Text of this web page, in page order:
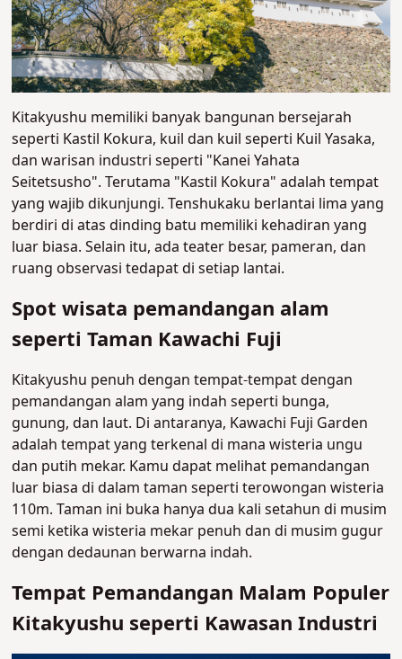
Kitakyushu memiliki banyak bangunan bersejarah
seperti Kastil Kokura, kuil dan kuil seperti Kuil Yasaka,
dan warisan industri seperti "Kanei Yahata
Seitetsusho". Terutama "Kastil Kokura" adalah tempat
yang wajib dikunjungi. Tenshukaku berlantai lima yang
berdiri di atas dinding batu memiliki kehadiran yang
luar biasa. Selain itu, ada teater besar, pameran, dan
ruang observasi tedapat di setiap lantai.
Spot wisata pemandangan alam
seperti Taman Kawachi Fuji
Kitakyushu penuh dengan tempat-tempat dengan
pemandangan alam yang indah seperti bunga,
gunung, dan laut. Di antaranya, Kawachi Fuji Garden
adalah tempat yang terkenal di mana wisteria ungu
dan putih mekar. Kamu dapat melihat pemandangan
luar biasa di dalam taman seperti terowongan wisteria
110m. Taman ini buka hanya dua kali setahun di musim
semi ketika wisteria mekar penuh dan di musim gugur
dengan dedaunan berwarna indah.
Tempat Pemandangan Malam Populer
Kitakyushu seperti Kawasan Industri